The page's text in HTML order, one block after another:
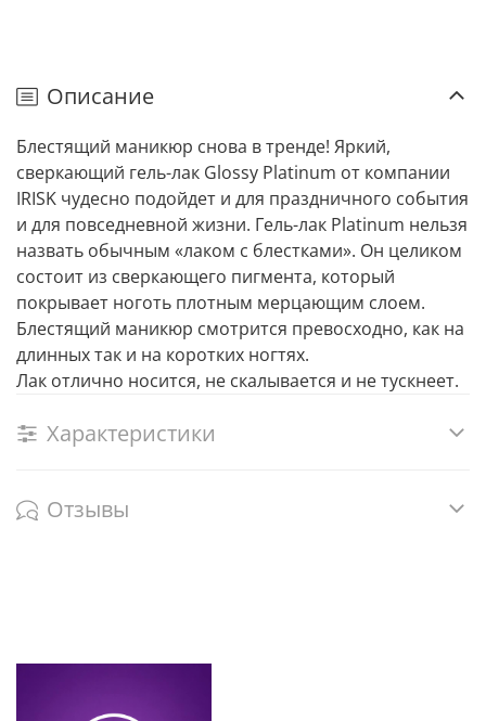
Описание
Блестящий маникюр снова в тренде! Яркий,
сверкающий гель-лак Glossy Platinum от компании
IRISK чудесно подойдет и для праздничного события
и для повседневной жизни. Гель-лак Platinum нельзя
назвать обычным «лаком с блестками». Он целиком
состоит из сверкающего пигмента, который
покрывает ноготь плотным мерцающим слоем.
Блестящий маникюр смотрится превосходно, как на
длинных так и на коротких ногтях.
Лак отлично носится, не скалывается и не тускнеет.
Характеристики
Отзывы